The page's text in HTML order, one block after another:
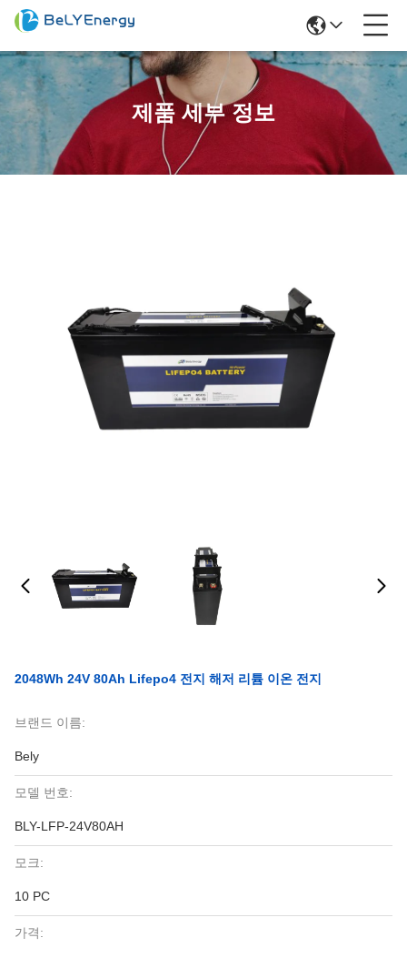
제품 세부 정보
2048Wh 24V 80Ah Lifepo4 전지 해저 리튬 이온 전지
브랜드 이름:
Bely
모델 번호:
BLY-LFP-24V80AH
모크:
10 PC
가격: